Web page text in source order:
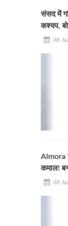
संसद में
कश्यप,
08
Almora
कमाल!
08